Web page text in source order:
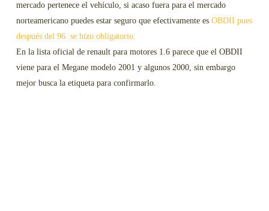
mercado pertenece el vehículo, si acaso fuera para el mercado
norteamericano puedes estar seguro que efectivamente es OBDII pues
después del 96 se hizo obligatorio.
En la lista oficial de renault para motores 1.6 parece que el OBDII
viene para el Megane modelo 2001 y algunos 2000, sin embargo
mejor busca la etiqueta para confirmarlo.